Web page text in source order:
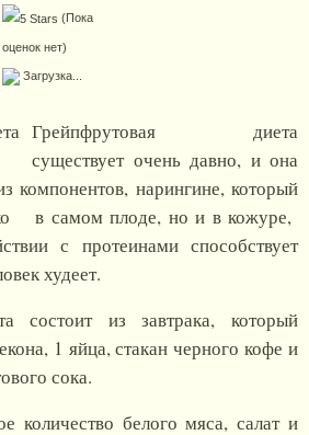
(Пока
оценок нет)
Загрузка...
Грейпфрутовая диета
существует очень давно, и она
компонентов, нарингине, который
в самом плоде, но и в кожуре,
с протеинами способствует
худеет.
состоит из завтрака, который
1 яйца, стакан черного кофе и
сока.
количество белого мяса, салат и